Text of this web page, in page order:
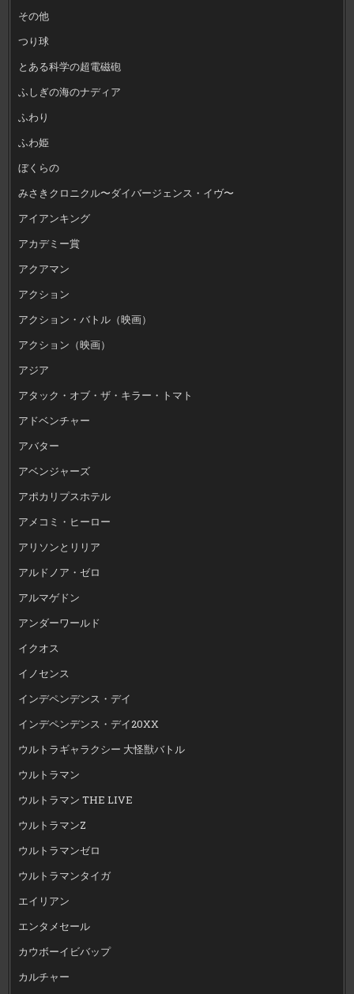
その他
つり球
とある科学の超電磁砲
ふしぎの海のナディア
ふわり
ふわ姫
ぼくらの
みさきクロニクル〜ダイバージェンス・イヴ〜
アイアンキング
アカデミー賞
アクアマン
アクション
アクション・バトル（映画）
アクション（映画）
アジア
アタック・オブ・ザ・キラー・トマト
アドベンチャー
アバター
アベンジャーズ
アポカリプスホテル
アメコミ・ヒーロー
アリソンとリリア
アルドノア・ゼロ
アルマゲドン
アンダーワールド
イクオス
イノセンス
インデペンデンス・デイ
インデペンデンス・デイ20XX
ウルトラギャラクシー 大怪獣バトル
ウルトラマン
ウルトラマン THE LIVE
ウルトラマンZ
ウルトラマンゼロ
ウルトラマンタイガ
エイリアン
エンタメセール
カウボーイビバップ
カルチャー